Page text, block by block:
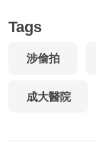
Tags
涉偷拍
成大醫院